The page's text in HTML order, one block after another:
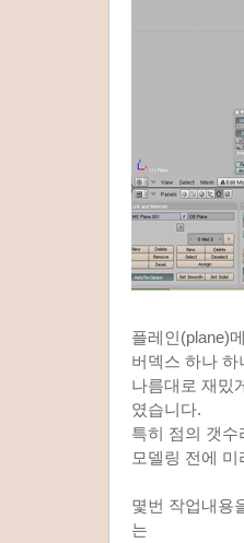
플레인(plane)
버덱스 하나
나름대로 재밌
였습니다.
특히 점의 갯
모델링 전에
몇번 작업내용
는